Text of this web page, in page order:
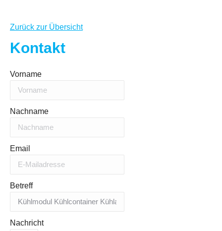
Zurück zur Übersicht
Kontakt
Vorname
Nachname
Email
Betreff
Nachricht